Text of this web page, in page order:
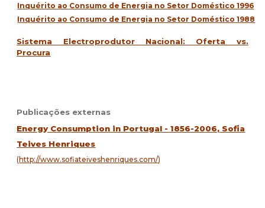
Inquérito ao Consumo de Energia no Setor Doméstico 1996
Inquérito ao Consumo de Energia no Setor Doméstico 1988
Sistema Electroprodutor Nacional: Oferta vs.
Procura
Publicações externas
Energy Consumption in Portugal - 1856-2006, Sofia
Teives Henriques
(http://www.sofiateiveshenriques.com/)